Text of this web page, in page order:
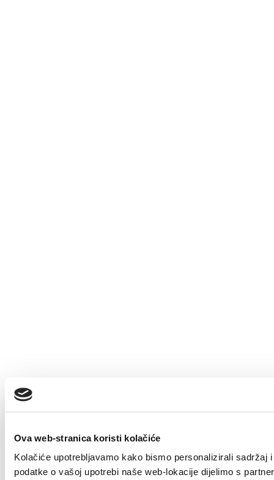
Ova web-stranica koristi kolačiće
Kolačiće upotrebljavamo kako bismo personalizirali
podatke o vašoj upotrebi naše web-lokacije dijelimo s